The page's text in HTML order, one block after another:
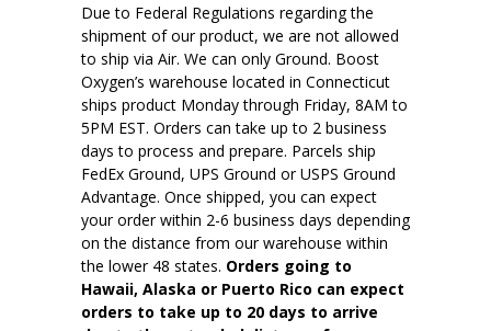
Due to Federal Regulations regarding the
shipment of our product, we are not allowed
to ship via Air. We can only Ground. Boost
Oxygen’s warehouse located in Connecticut
ships product Monday through Friday, 8AM to
5PM EST. Orders can take up to 2 business
days to process and prepare. Parcels ship
FedEx Ground, UPS Ground or USPS Ground
Advantage. Once shipped, you can expect
your order within 2-6 business days depending
on the distance from our warehouse within
the lower 48 states. Orders going to
Hawaii, Alaska or Puerto Rico can expect
orders to take up to 20 days to arrive